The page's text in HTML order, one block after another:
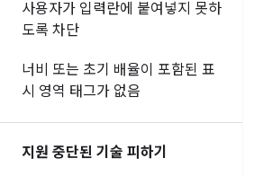
사용자가 입력란에 붙여넣지 못하
도록 차단
너비 또는 초기 배율이 포함된 표
시 영역 태그가 없음
지원 중단된 기술 피하기